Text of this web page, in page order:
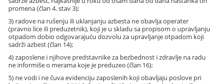
promena (član 4. stav 3);
3) radove na rušenju ili uklanjanju azbesta ne obavlja operater
(pravno lice ili preduzetnik), koji je u skladu sa propisom o upravljanju
otpadom dobio odgovarajuću dozvolu za upravljanje otpadom koji
sadrži azbest (član 14);
4) zaposlene i njihove predstavnike za bezbednost i zdravlje na radu
ne informiše o merama koje je preduzeo (član 16);
5) ne vodi i ne čuva evidenciju zaposlenih koji obavljaju poslove pri